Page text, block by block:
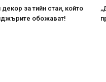
за тийн стаи, който
обожават!